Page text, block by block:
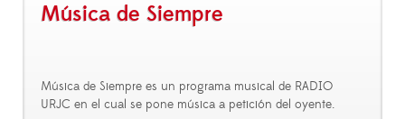
Música de Siempre
Música de Siempre es un programa musical de RADIO
URJC en el cual se pone música a petición del oyente.